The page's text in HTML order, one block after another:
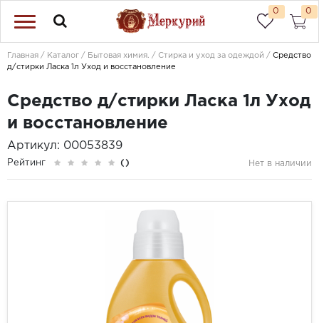
0 0
Главная Каталог Бытовая химия. Стирка и уход за одеждой
Средство
д/стирки Ласка 1л Уход и восстановление
Средство д/стирки Ласка 1л Уход
и восстановление
Артикул: 00053839
Рейтинг () Нет в наличии